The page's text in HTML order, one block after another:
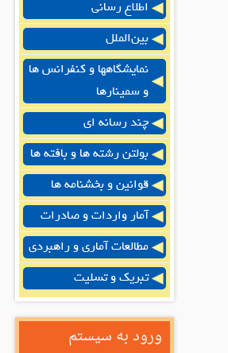
اطلاع رسانی
بین‌الملل
نمایشگاهها و کنفرانس ها
و سمینارها
چند رسانه ای
بولتن رشته ها و بافته ها
قوانین و بخشنامه ها
آمار واردات و صادرات
مطالعات آماری و راهبردی
تبریک و تسلیت
ورود به سیستم